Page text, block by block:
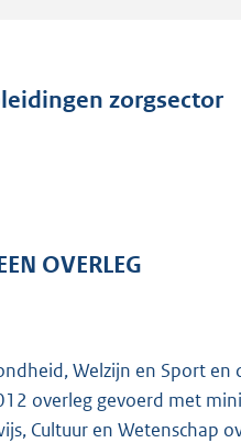
a
r
t
e
:
zorgsector
OVERLEG
Welzijn en Sport
overleg gevoerd met
Cultuur en Wetenschap